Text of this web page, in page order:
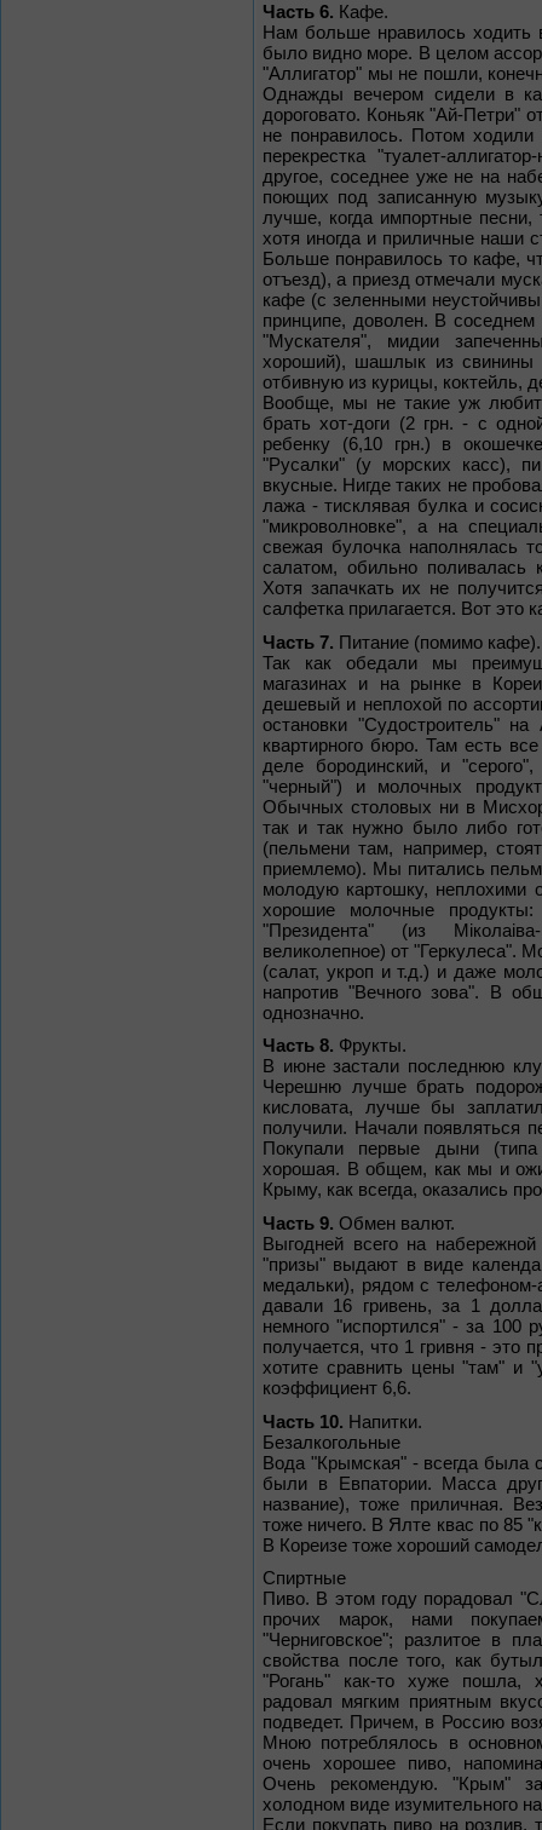
Часть 6. Кафе.
Нам больше нравилось
было видно море. В целом
"Аллигатор" мы не пошли,
Однажды вечером сидели в
дороговато. Коньяк "Ай-Петри"
не понравилось. Потом
перекрестка "туалет-
другое, соседнее уже не на
поющих под записанную
лучше, когда импортные песни,
хотя иногда и приличные наши
Больше понравилось то кафе,
отъезд), а приезд отмечали
кафе (с зеленными
принципе, доволен. В
"Мускателя", мидии
хороший), шашлык из свинины
отбивную из курицы, коктейль,
Вообще, мы не такие уж
брать хот-доги (2 грн. - с
ребенку (6,10 грн.) в
"Русалки" (у морских касс),
вкусные. Нигде таких не
лажа - тисклявая булка и
"микроволновке", а на
свежая булочка наполнялась
салатом, обильно поливалась
Хотя запачкать их не
салфетка прилагается. Вот это
Часть 7. Питание (помимо кафе).
Так как обедали мы
магазинах и на рынке в
дешевый и неплохой по
остановки "Судостроитель"
квартирного бюро. Там есть
деле бородинский, и
"черный") и молочных
Обычных столовых ни в
так и так нужно было либо
(пельмени там, например,
приемлемо). Мы питались
молодую картошку, неплохими
хорошие молочные
"Президента" (из
великолепное) от "Геркулеса".
(салат, укроп и т.д.) и даже
напротив "Вечного зова". В
однозначно.
Часть 8. Фрукты.
В июне застали последнюю
Черешню лучше брать
кисловата, лучше бы
получили. Начали появляться
Покупали первые дыни
хорошая. В общем, как мы и
Крыму, как всегда, оказались
Часть 9. Обмен валют.
Выгодней всего на
"призы" выдают в виде
медальки), рядом с
давали 16 гривень, за 1
немного "испортился" - за 100
получается, что 1 гривня - это
хотите сравнить цены "там" и
коэффициент 6,6.
Часть 10. Напитки.
Безалкогольные
Вода "Крымская" - всегда была
были в Евпатории. Масса
название), тоже приличная.
тоже ничего. В Ялте квас по 85
В Кореизе тоже хороший
Спиртные
Пиво. В этом году порадовал
прочих марок, нами
"Черниговское"; разлитое в
свойства после того, как
"Рогань" как-то хуже пошла,
радовал мягким приятным
подведет. Причем, в Россию
Мною потреблялось в
очень хорошее пиво,
Очень рекомендую. "Крым"
холодном виде изумительного
Если покупать пиво на розлив,